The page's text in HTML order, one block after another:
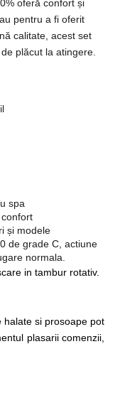
oferă confort și
pentru a fi oferit
calitate, acest set
plăcut la atingere.
spa
și modele
de grade C, actiune
normala.
in tambur rotativ.
halate si prosoape pot
plasarii comenzii,